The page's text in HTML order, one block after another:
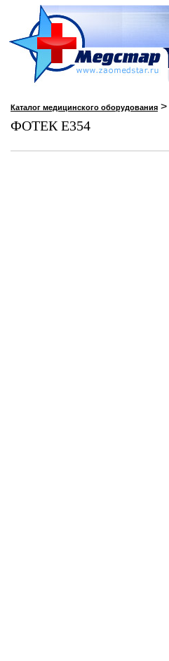
Каталог медицинского оборудования >
ФОТЕК Е354